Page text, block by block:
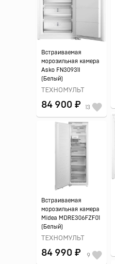
Встраиваемая
морозильная камера
Asko FN30931I
(Белый)
ТЕХНОМУЛЬТ
84 900 ₽ 13
Встраиваемая
морозильная камера
Midea MDRE306FZF01
(Белый)
ТЕХНОМУЛЬТ
84 990 ₽ 9